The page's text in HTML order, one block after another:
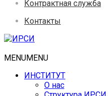
Контрактная служба
Контакты
MENUMENU
ИНСТИТУТ
О нас